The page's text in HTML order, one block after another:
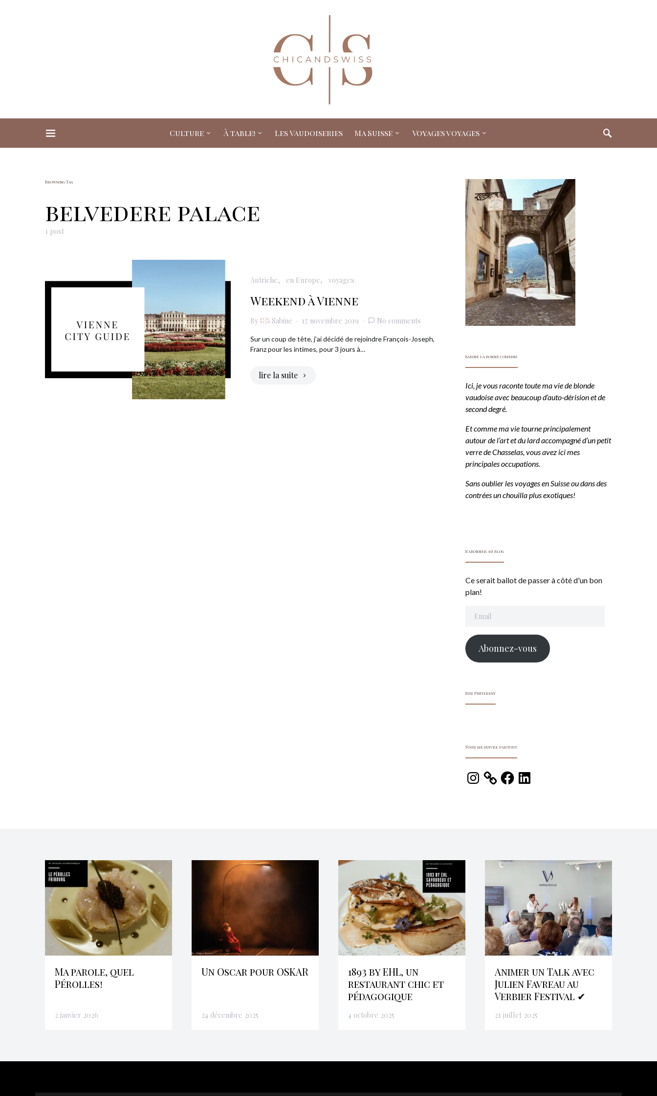
Culture À table! Les Vaudoiseries Ma Suisse Voyages voyages
Search for:
Browsing Tag
belvedere palace
1 post
Autriche en Europe voyages
Weekend à Vienne
By Sabine 17 novembre 2019 No comments
Sur un coup de tête, j’ai décidé de rejoindre François-Joseph,
Franz pour les intimes, pour 3 jours à…
lire la suite
Sabine la bonne combine
Ici, je vous raconte toute ma vie de blonde
vaudoise avec beaucoup d’auto-dérision et de
second degré.
Et comme ma vie tourne principalement
autour de l’art et du lard accompagné d’un petit
verre de Chasselas, vous avez ici mes
principales occupations.
Sans oublier les voyages en Suisse ou dans des
contrées un chouilla plus exotiques!
S'abonner au blog
Ce serait ballot de passer à côté d'un bon
plan!
Abonnez-vous
Sur Pinterest
Pour me suivre partout
Instagram FacebookLinkedIn
Ma parole, quel
Pérolles!
2 janvier 2026
Un Oscar pour OSKAR
24 décembre 2025
1893 by EHL, un
restaurant chic et
pédagogique
4 octobre 2025
Animer un Talk avec
Julien Favreau au
Verbier Festival ✔
21 juillet 2025